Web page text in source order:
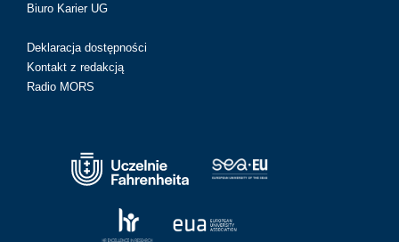
Biuro Karier UG
Deklaracja dostępności
Kontakt z redakcją
Radio MORS